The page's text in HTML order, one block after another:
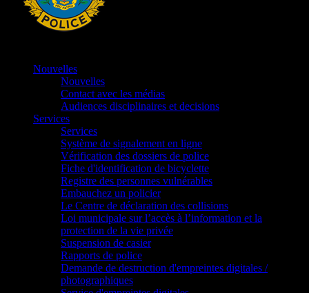
Nouvelles
Nouvelles
Contact avec les médias
Audiences disciplinaires et decisions
Services
Services
Système de signalement en ligne
Vérification des dossiers de police
Fiche d'identification de bicyclette
Registre des personnes vulnérables
Embauchez un policier
Le Centre de déclaration des collisions
Loi municipale sur l’accès à l’information et la
protection de la vie privée
Suspension de casier
Rapports de police
Demande de destruction d'empreintes digitales /
photographiques